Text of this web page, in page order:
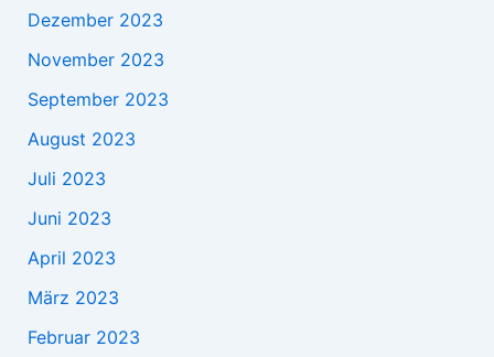
Dezember 2023
November 2023
September 2023
August 2023
Juli 2023
Juni 2023
April 2023
März 2023
Februar 2023